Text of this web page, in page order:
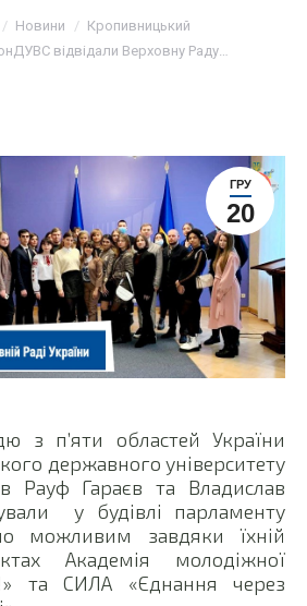
Новини
Кропивницький
відвідали Верховну Раду…
ГРУ
20
з п’яти областей України
державного університету
Рауф Гараєв та Владислав
у будівлі парламенту
можливим завдяки їхній
Академія молодіжної
та СИЛА «Єднання через